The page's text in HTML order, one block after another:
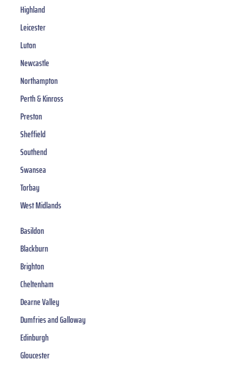
Highland
Leicester
Luton
Newcastle
Northampton
Perth & Kinross
Preston
Sheffield
Southend
Swansea
Torbay
West Midlands
Basildon
Blackburn
Brighton
Cheltenham
Dearne Valley
Dumfries and Galloway
Edinburgh
Gloucester